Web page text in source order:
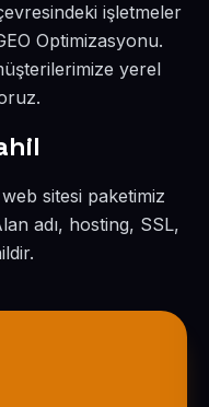
işletmeler
Optimizasyonu.
yerel
sitesi paketimiz
adı, hosting, SSL,